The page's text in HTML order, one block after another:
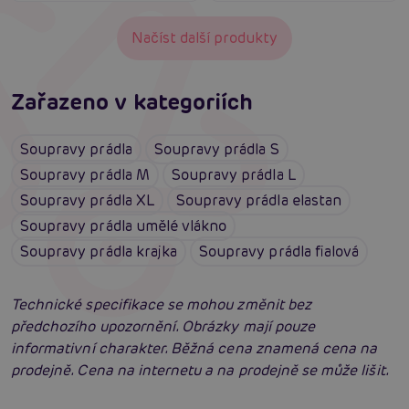
Načíst další produkty
Zařazeno v kategoriích
Soupravy prádla
Soupravy prádla S
Soupravy prádla M
Soupravy prádla L
Soupravy prádla XL
Soupravy prádla elastan
Soupravy prádla umělé vlákno
Soupravy prádla krajka
Soupravy prádla fialová
Technické specifikace se mohou změnit bez
předchozího upozornění. Obrázky mají pouze
informativní charakter. Běžná cena znamená cena na
prodejně. Cena na internetu a na prodejně se může lišit.